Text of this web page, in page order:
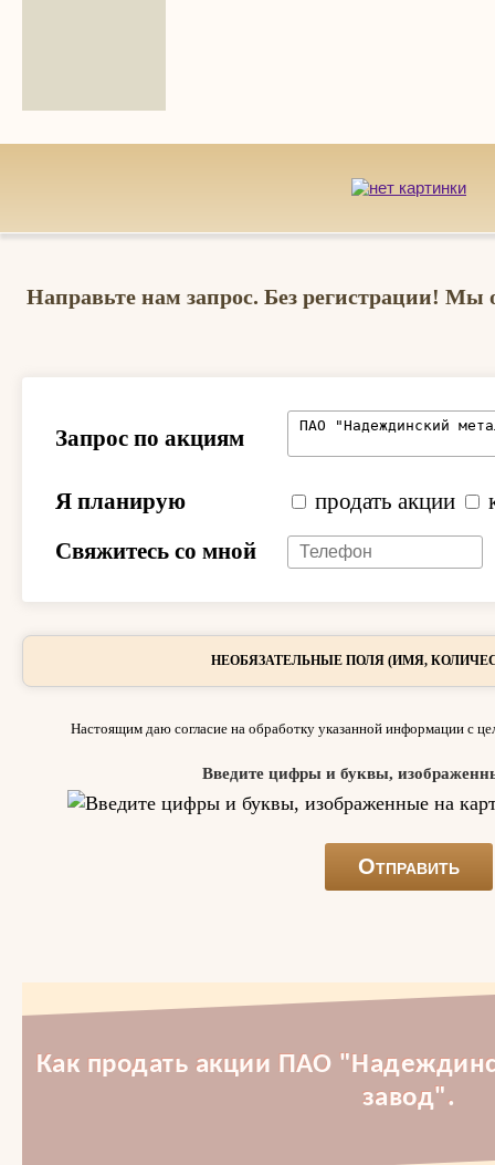
Направьте нам запрос. Без регистрации! Мы
Запрос по акциям
Я планирую продать акции
Свяжитесь со мной
НЕОБЯЗАТЕЛЬНЫЕ ПОЛЯ (ИМЯ,
Настоящим даю согласие на обработку указанной информации с
Введите цифры и буквы,
Как продать акции ПАО
завод".